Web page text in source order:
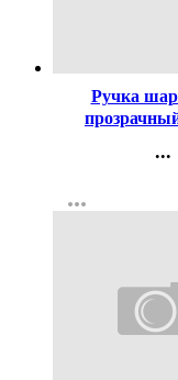
Ручка
арт.АА...
Регистрация
more_horiz